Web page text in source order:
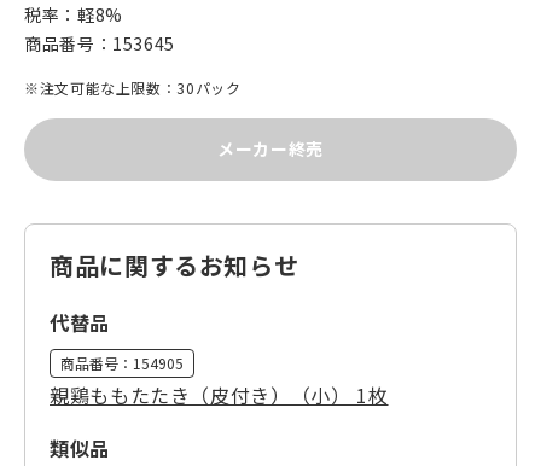
税率：軽8%
商品番号： 153645
※注文可能な上限数：30パック
メーカー終売
商品に関するお知らせ
代替品
商品番号： 154905
親鶏ももたたき（皮付き）（小） 1枚
類似品